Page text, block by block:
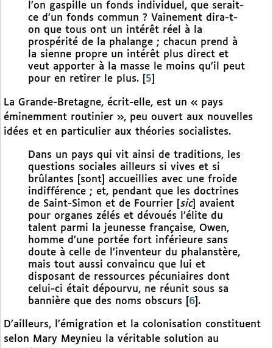
l’on gaspille un fonds individuel, que serait-
ce d’un fonds commun ? Vainement dira-t-
on que tous ont un intérêt réel à la
prospérité de la phalange ; chacun prend à
la sienne propre un intérêt plus direct et
veut apporter à la masse le moins qu’il peut
pour en retirer le plus.
5
La Grande-Bretagne, écrit-elle, est un « pays
éminemment routinier », peu ouvert aux nouvelles
idées et en particulier aux théories socialistes.
Dans un pays qui vit ainsi de traditions, les
questions sociales ailleurs si vives et si
brûlantes [sont] accueillies avec une froide
indifférence ; et, pendant que les doctrines
de Saint-Simon et de Fourrier [ sic] avaient
pour organes zélés et dévoués l’élite du
talent parmi la jeunesse française, Owen,
homme d’une portée fort inférieure sans
doute à celle de l’inventeur du phalanstère,
mais tout aussi convaincu que lui et
disposant de ressources pécuniaires dont
celui-ci était dépourvu, ne réunit sous sa
bannière que des noms obscurs
6 .
D’ailleurs, l’émigration et la colonisation constituent
selon Mary Meynieu la véritable solution au